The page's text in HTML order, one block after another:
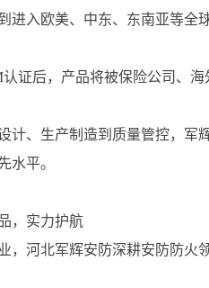
进入欧美、中东、东南亚等全
证后，产品将被保险公司、
计、生产制造到质量管控，军
水平。
，实力护航
，河北军辉安防深耕安防防火